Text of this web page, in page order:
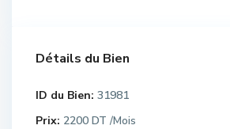
Détails du Bien
ID du Bien: 31981
Prix: 2200 DT /Mois